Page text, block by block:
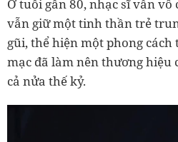
Ở tuổi gần 80, nhạc sĩ vẫn vô
vẫn giữ một tinh thần trẻ
gũi, thể hiện một phong
mạc đã làm nên thương
cả nửa thế kỷ.